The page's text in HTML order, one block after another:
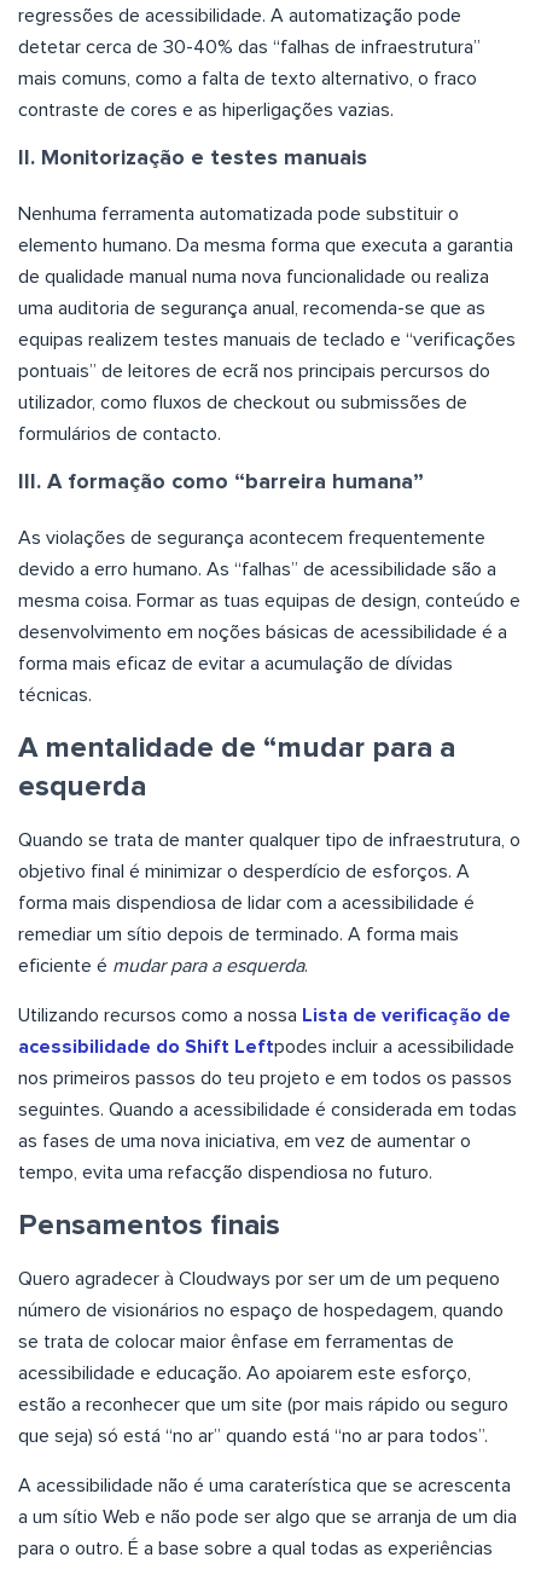
regressões de acessibilidade. A automatização pode
detetar cerca de 30-40% das “falhas de infraestrutura”
mais comuns, como a falta de texto alternativo, o fraco
contraste de cores e as hiperligações vazias.
II. Monitorização e testes manuais
Nenhuma ferramenta automatizada pode substituir o
elemento humano. Da mesma forma que executa a garantia
de qualidade manual numa nova funcionalidade ou realiza
uma auditoria de segurança anual, recomenda-se que as
equipas realizem testes manuais de teclado e “verificações
pontuais” de leitores de ecrã nos principais percursos do
utilizador, como fluxos de checkout ou submissões de
formulários de contacto.
III. A formação como “barreira humana”
As violações de segurança acontecem frequentemente
devido a erro humano. As “falhas” de acessibilidade são a
mesma coisa. Formar as tuas equipas de design, conteúdo e
desenvolvimento em noções básicas de acessibilidade é a
forma mais eficaz de evitar a acumulação de dívidas
técnicas.
A mentalidade de “mudar para a
esquerda
Quando se trata de manter qualquer tipo de infraestrutura, o
objetivo final é minimizar o desperdício de esforços. A
forma mais dispendiosa de lidar com a acessibilidade é
remediar um sítio depois de terminado. A forma mais
eficiente é mudar para a esquerda.
Utilizando recursos como a nossa Lista de verificação de
acessibilidade do Shift Leftpodes incluir a acessibilidade
nos primeiros passos do teu projeto e em todos os passos
seguintes. Quando a acessibilidade é considerada em todas
as fases de uma nova iniciativa, em vez de aumentar o
tempo, evita uma refacção dispendiosa no futuro.
Pensamentos finais
Quero agradecer à Cloudways por ser um de um pequeno
número de visionários no espaço de hospedagem, quando
se trata de colocar maior ênfase em ferramentas de
acessibilidade e educação. Ao apoiarem este esforço,
estão a reconhecer que um site (por mais rápido ou seguro
que seja) só está “no ar” quando está “no ar para todos”.
A acessibilidade não é uma caraterística que se acrescenta
a um sítio Web e não pode ser algo que se arranja de um dia
para o outro. É a base sobre a qual todas as experiências